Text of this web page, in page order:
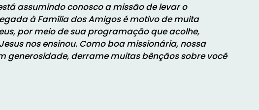
assumindo conosco a missão de levar o
à Família dos Amigos é motivo de muita
por meio de sua programação que acolhe,
nos ensinou. Como boa missionária, nossa
generosidade, derrame muitas bênçãos sobre você